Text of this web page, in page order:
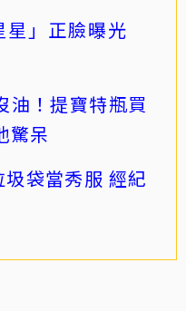
星」正臉曝光
油！提寶特瓶買
驚呆
袋當秀服 經紀